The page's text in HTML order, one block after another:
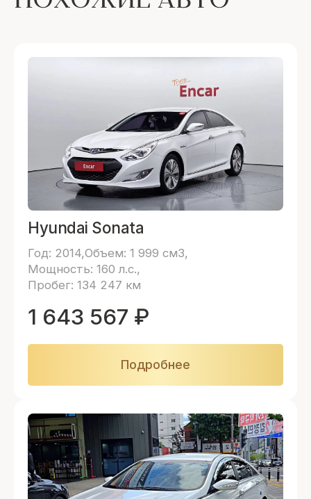
Hyundai Sonata
Год: 2014 Объем: 1 999 см3
Мощность: 160 л.с.
Пробег: 134 247 км
1 643 567 ₽
Подробнее